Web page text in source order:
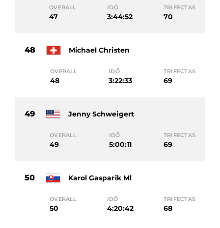
OVERALL
47
IDŐ
3:44:52
TRIFECTAS
70
48 Michael Christen
OVERALL
48
IDŐ
3:22:33
TRIFECTAS
69
49 Jenny Schweigert
OVERALL
49
IDŐ
5:00:11
TRIFECTAS
69
50 Karol Gasparik Ml
OVERALL
50
IDŐ
4:20:42
TRIFECTAS
68